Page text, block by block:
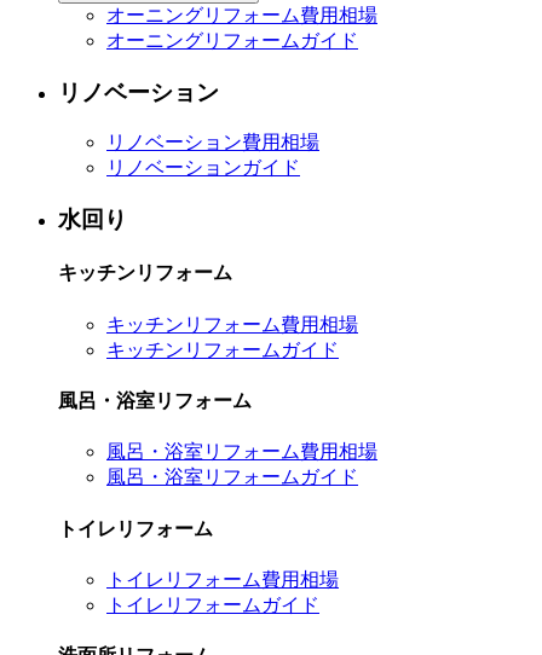
オーニングリフォーム費用相場
オーニングリフォームガイド
リノベーション
リノベーション費用相場
リノベーションガイド
水回り
キッチンリフォーム
キッチンリフォーム費用相場
キッチンリフォームガイド
風呂・浴室リフォーム
風呂・浴室リフォーム費用相場
風呂・浴室リフォームガイド
トイレリフォーム
トイレリフォーム費用相場
トイレリフォームガイド